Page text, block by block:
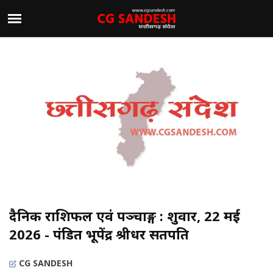
दैनिक राशिफल एवं पञ्चाङ्ग : शुक्रवार, 22 मई
2026 - पंडित भूपेंद्र श्रीधर सतपति
CG SANDESH